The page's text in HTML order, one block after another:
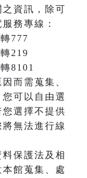
資訊，除可
務專線：
777
219
8101
而需蒐集、
可以自由選
選擇不提供
無法進行線
保護法及相
館蒐集、處